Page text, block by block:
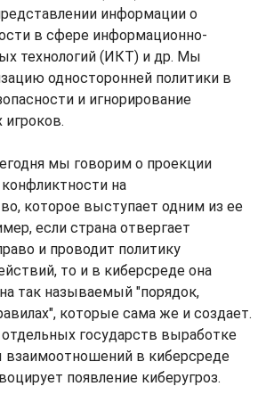
информации о
в сфере информационно-
технологий (ИКТ) и др. Мы
односторонней политики в
и игнорирование
игроков.
мы говорим о проекции
на
которое выступает одним из ее
если страна отвергает
и проводит политику
то и в киберсреде она
так называемый "порядок,
которые сама же и создает.
государств выработке
взаимоотношений в киберсреде
появление киберугроз.